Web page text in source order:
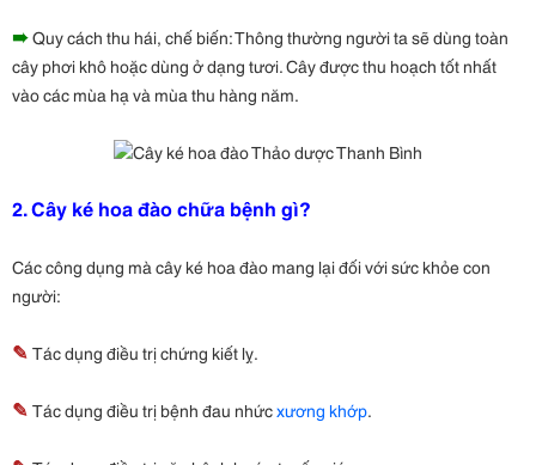
➠Quy cách thu hái, chế biến: Thông thường người ta sẽ dùng toàn
cây phơi khô hoặc dùng ở dạng tươi. Cây được thu hoạch tốt nhất
vào các mùa hạ và mùa thu hàng năm.
2. Cây ké hoa đào chữa bệnh gì?
Các công dụng mà cây ké hoa đào mang lại đối với sức khỏe con
người:
✎ Tác dụng điều trị chứng kiết lỵ.
✎ Tác dụng điều trị bệnh đau nhứcxương khớp.